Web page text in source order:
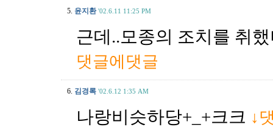
5. 윤지환 '02.6.11 11:25 PM
근데..모종의 조치를 취
댓글에댓글
6. 김경록 '02.6.12 1:35 AM
나랑비슷하당+_+크크 ↓